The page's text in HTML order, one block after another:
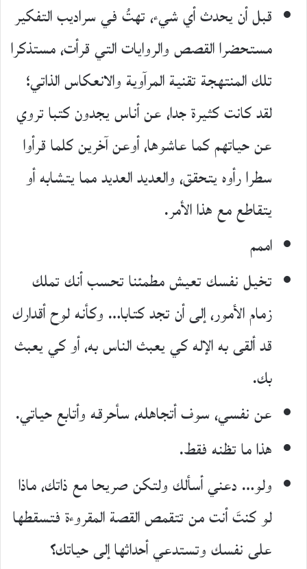
قبل أن يحدث أي شيء، تهتُ في سراديب التفكير
مستحضرا القصص والروايات التي قرأت، مستذكرا
تلك المنتهجة تقنية المرآوية والانعكاس الذاتي؛
لقد كانت كثيرة جدا، عن أناس يجدون كتبا تروي
عن حياتهم كما عاشوها، أوعن آخرين كلما قرأوا
سطرا رأوه يتحقق، والعديد العديد مما يتشابه أو
يتقاطع مع هذا الأمر.
اممم
تخيل نفسك تعيش مطمئنا تحسب أنك تملك
زمام الأمور، إلى أن تجد كتابا… وكأنه لوح أقدارك
قد ألقى به الإله كي يعبث الناس به، أو كي يعبث
بك.
عن نفسي، سوف أتجاهله، سأحرقه وأتابع حياتي.
هذا ما تظنه فقط.
ولو… دعني أسألك ولتكن صريحا مع ذاتك، ماذا
لو كنتَ أنت من تتقمص القصة المقروءة فتسقطها
على نفسك وتستدعي أحداثها إلى حياتك؟